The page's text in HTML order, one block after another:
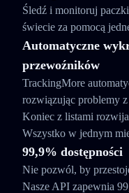
Śledź i monitoruj
świecie za pomocą
Automatyczne
przewoźników
TrackingMore
rozwiązując problemy
Koniec z listami
Wszystko w jednym
99,9% dostępności
Nie pozwól, by
Nasze API zapewnia